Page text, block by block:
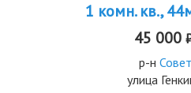
1 комн. кв.,
45 000
р-н
улица